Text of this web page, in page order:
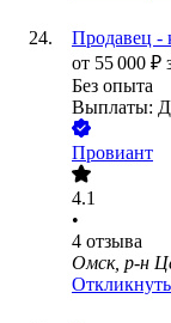
Продавец -
от 55 000 ₽
Без опыта
Выплаты:
Провиант
4.1
•
4 отзыва
Омск, р-н